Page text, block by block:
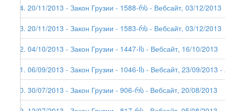
64. 20/11/2013 - Закон Грузии - 1588-რს - Вебсайт, 03/12/2013
63. 20/11/2013 - Закон Грузии - 1583-რს - Вебсайт, 03/12/2013
62. 04/10/2013 - Закон Грузии - 1447-Iს - Вебсайт, 16/10/2013
61. 06/09/2013 - Закон Грузии - 1046-Iს - Вебсайт, 23/09/
60. 30/07/2013 - Закон Грузии - 906-რს - Вебсайт, 20/08/2013